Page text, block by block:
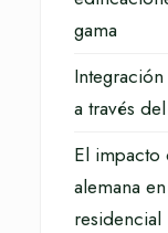
gama
a través
El impacto
alemana
residencial